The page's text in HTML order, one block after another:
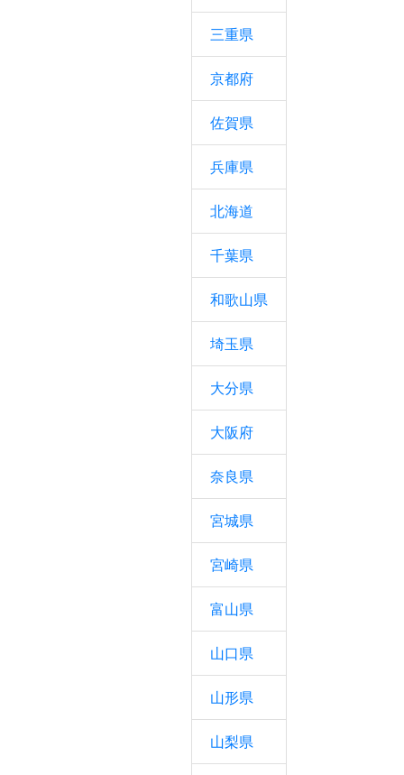
三重県
京都府
佐賀県
兵庫県
北海道
千葉県
和歌山県
埼玉県
大分県
大阪府
奈良県
宮城県
宮崎県
富山県
山口県
山形県
山梨県